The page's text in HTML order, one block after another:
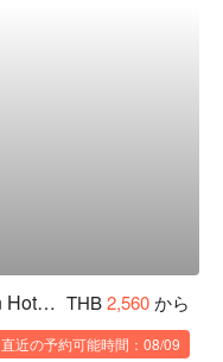
Bulann Moonlight Spa @ Maison Hotel Bangkok THB2,560から
直近の予約可能時間：08/09